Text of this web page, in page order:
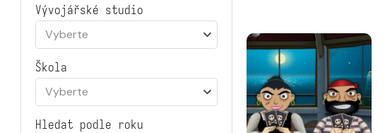
Vývojářské studio
Vyberte
Škola
Vyberte
Hledat podle roku